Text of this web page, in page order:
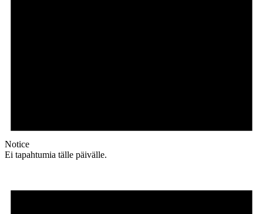
Notice
Ei tapahtumia tälle päivälle.